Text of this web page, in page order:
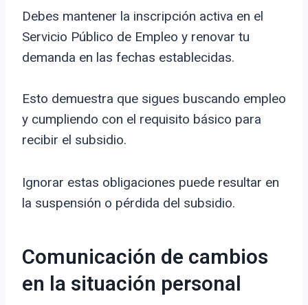
Debes mantener la inscripción activa en el
Servicio Público de Empleo y renovar tu
demanda en las fechas establecidas.
Esto demuestra que sigues buscando empleo
y cumpliendo con el requisito básico para
recibir el subsidio.
Ignorar estas obligaciones puede resultar en
la suspensión o pérdida del subsidio.
Comunicación de cambios
en la situación personal